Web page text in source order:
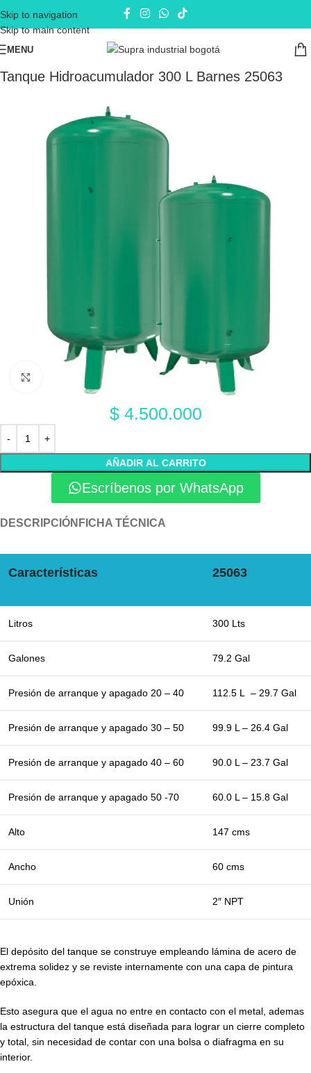
Skip to navigation
Skip to main content
MENU
Inicio Equipos de Presión Tanques
Tanque Hidroacumulador 300 L Barnes 25063
Click to enlarge
$4.500.000
AÑADIR AL CARRITO
Escríbenos por WhatsApp
DESCRIPCIÓN FICHA TÉCNICA
Características 25063
Litros 300 Lts
Galones 79.2 Gal
Presión de arranque y apagado 20 – 40 112.5 L – 29.7 Gal
Presión de arranque y apagado 30 – 50 99.9 L – 26.4 Gal
Presión de arranque y apagado 40 – 60 90.0 L – 23.7 Gal
Presión de arranque y apagado 50 -70 60.0 L – 15.8 Gal
Alto 147 cms
Ancho 60 cms
Unión 2″ NPT
El depósito del tanque se construye empleando lámina de acero de
extrema solidez y se reviste internamente con una capa de pintura
epóxica.
Esto asegura que el agua no entre en contacto con el metal, ademas
la estructura del tanque está diseñada para lograr un cierre completo
y total, sin necesidad de contar con una bolsa o diafragma en su
interior.